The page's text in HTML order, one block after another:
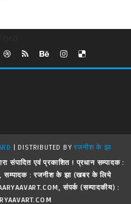
| DISTRIBUTED BYरजनीश के झा
संपादित एवं प्रकाशित ! प्रधान सम्पादक :
सम्पादक : रजनीश के झा (खबर के लिये
संपर्क (सम्पादकीय) :